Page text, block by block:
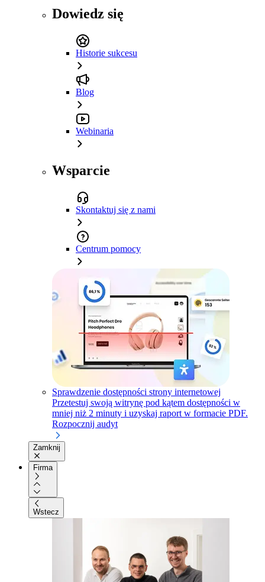
Dowiedz się
Historie sukcesu
Blog
Webinaria
Wsparcie
Skontaktuj się z nami
Centrum pomocy
Sprawdzenie dostępności strony internetowej
Przetestuj swoją witrynę pod kątem dostępności w
mniej niż 2 minuty i uzyskaj raport w formacie PDF.
Rozpocznij audyt
Zamknij
Firma
Wstecz